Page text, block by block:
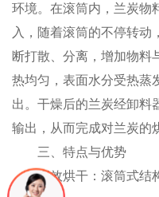
环境。在滚筒内，兰炭物
入，随着滚筒的不停转动
断打散、分离，增加物料
热均匀，表面水分受热蒸
出。干燥后的兰炭经卸料
输出，从而完成对兰炭的
三、特点与优势
高效烘干：滚筒式结构